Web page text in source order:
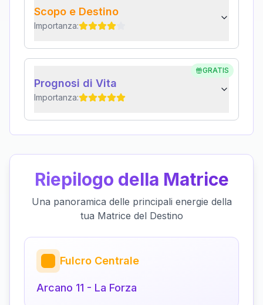
Scopo e Destino
Importanza:
GRATIS
Prognosi di Vita
Importanza:
Riepilogo della Matrice
Una panoramica delle principali energie della
tua Matrice del Destino
Fulcro Centrale
Arcano 11 - La Forza